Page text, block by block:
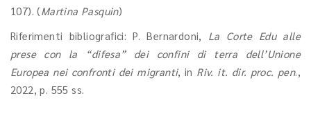
107). (Martina Pasquin)
Riferimenti bibliografici: P. Bernardoni, La Corte Edu alle
prese con la “difesa” dei confini di terra dell’Unione
Europea nei confronti dei migranti, in Riv. it. dir. proc. pen.,
2022, p. 555 ss.